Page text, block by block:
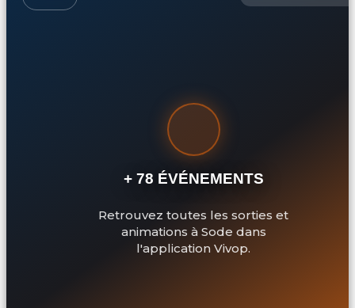
+ 78 ÉVÉNEMENTS
Retrouvez toutes les sorties et
animations à Sode dans
l'application Vivop.